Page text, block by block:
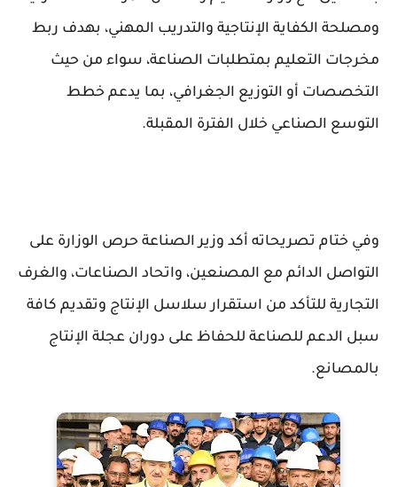
ومصلحة الكفاية الإنتاجية والتدريب المهني، بهدف ربط
مخرجات التعليم بمتطلبات الصناعة، سواء من حيث
التخصصات أو التوزيع الجغرافي، بما يدعم خطط
التوسع الصناعي خلال الفترة المقبلة.
وفي ختام تصريحاته أكد وزير الصناعة حرص الوزارة على
التواصل الدائم مع المصنعين، واتحاد الصناعات، والغرف
التجارية للتأكد من استقرار سلاسل الإنتاج وتقديم كافة
سبل الدعم للصناعة للحفاظ على دوران عجلة الإنتاج
بالمصانع.